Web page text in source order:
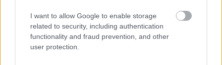
I want to allow Google to enable storage
related to security, including authentication
functionality and fraud prevention, and other
user protection.
-Συστήματα φωτισμού που προσαρμόζουν την
ένταση ανάλογα με την εποχή και την ώρα της
ημέρας.